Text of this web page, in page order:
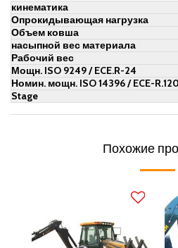
кинематика
Опрокидывающая нагрузка
Объем ковша
насыпной вес материала
Рабочий вес
Мощн. ISO 9249 / ECE.R-24
Номин. мощн. ISO 14396 / ECE-R.120
Stage
Похожие